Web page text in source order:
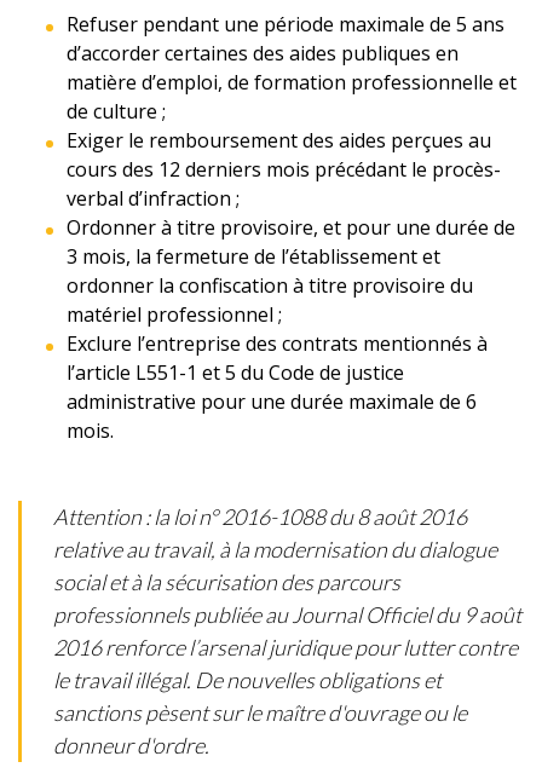
Refuser pendant une période maximale de 5 ans
d’accorder certaines des aides publiques en
matière d’emploi, de formation professionnelle et
de culture ;
Exiger le remboursement des aides perçues au
cours des 12 derniers mois précédant le procès-
verbal d’infraction ;
Ordonner à titre provisoire, et pour une durée de
3 mois, la fermeture de l’établissement et
ordonner la confiscation à titre provisoire du
matériel professionnel ;
Exclure l’entreprise des contrats mentionnés à
l’article L551-1 et 5 du Code de justice
administrative pour une durée maximale de 6
mois.
Attention : la loi n° 2016-1088 du 8 août 2016
relative au travail, à la modernisation du dialogue
social et à la sécurisation des parcours
professionnels publiée au Journal Officiel du 9 août
2016 renforce l’arsenal juridique pour lutter contre
le travail illégal. De nouvelles obligations et
sanctions pèsent sur le maître d'ouvrage ou le
donneur d'ordre.